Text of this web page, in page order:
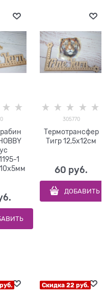
1
305770
Термотрансфер
Тигр 12,5х12см
60 руб.
ДОБАВИТЬ
Скидка 22 руб.